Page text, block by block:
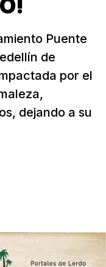
Puente
de
por el
dejando a su